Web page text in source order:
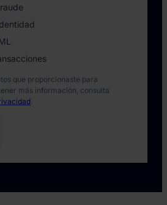
que proporcionaste para
más información, consulta
.